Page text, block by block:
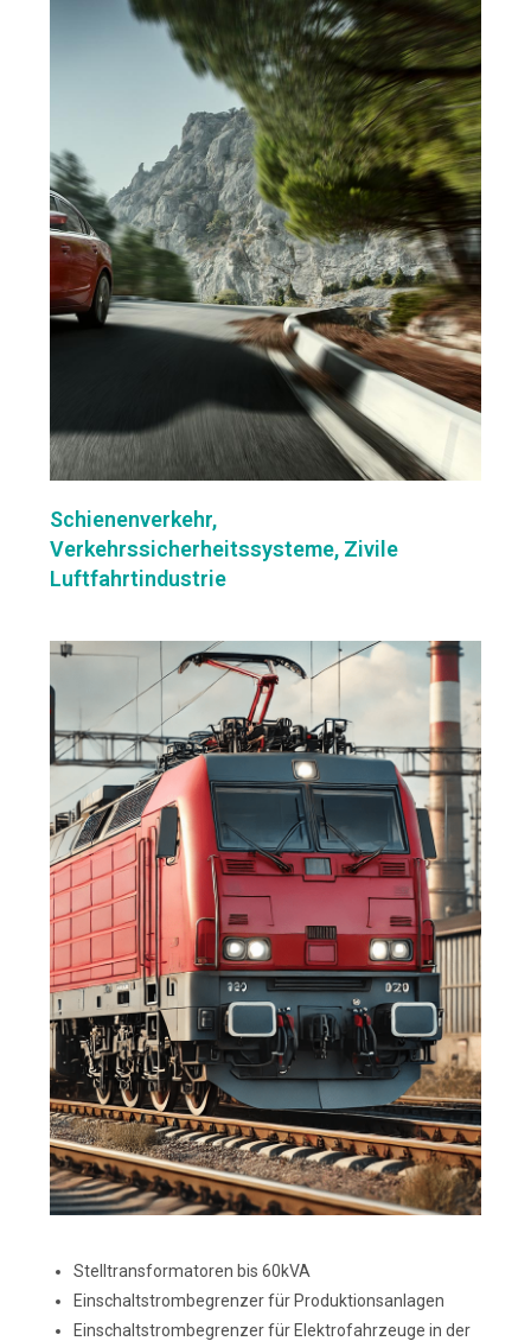
Schienenverkehr,
Verkehrssicherheitssysteme, Zivile
Luftfahrtindustrie
Stelltransformatoren bis 60kVA
Einschaltstrombegrenzer für Produktionsanlagen
Einschaltstrombegrenzer für Elektrofahrzeuge in der